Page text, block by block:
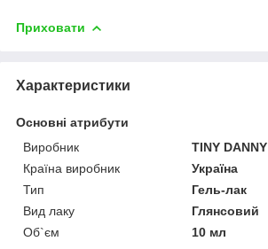
Приховати
Характеристики
Основні атрибути
Виробник
TINY DANNY
Країна виробник
Україна
Тип
Гель-лак
Вид лаку
Глянсовий
Об`єм
10 мл